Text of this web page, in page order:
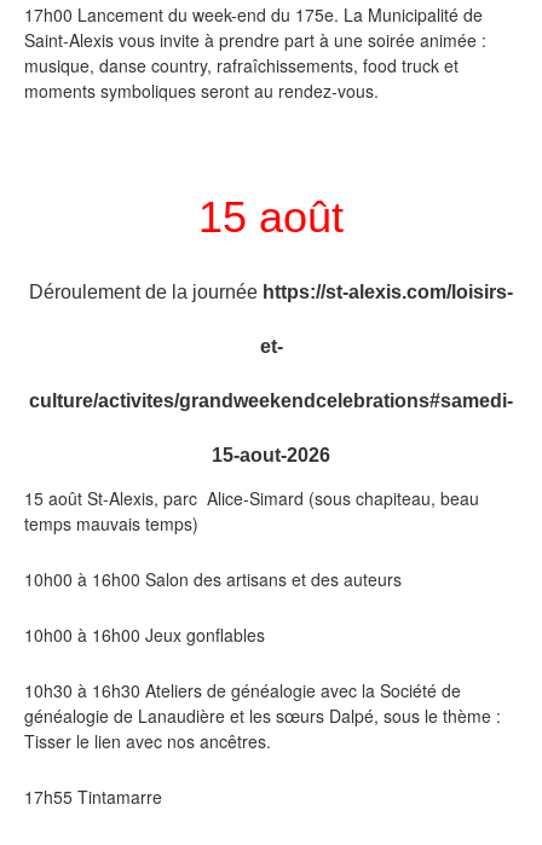
17h00 Lancement du week-end du 175e. La Municipalité de
Saint-Alexis vous invite à prendre part à une soirée animée :
musique, danse country, rafraîchissements, food truck et
moments symboliques seront au rendez-vous.
15 août
Déroulement de la journée https://st-alexis.com/loisirs-
et-
culture/activites/grandweekendcelebrations#samedi-
15-aout-2026
15 août St-Alexis, parc Alice-Simard (sous chapiteau, beau
temps mauvais temps)
10h00 à 16h00 Salon des artisans et des auteurs
10h00 à 16h00 Jeux gonflables
10h30 à 16h30 Ateliers de généalogie avec la Société de
généalogie de Lanaudière et les sœurs Dalpé, sous le thème :
Tisser le lien avec nos ancêtres.
17h55 Tintamarre